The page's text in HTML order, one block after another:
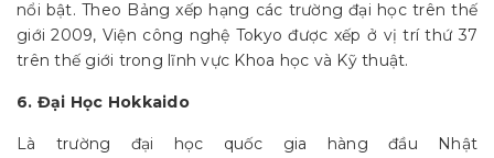
nổi bật. Theo Bảng xếp hạng các trường đại học trên thế
giới 2009, Viện công nghệ Tokyo được xếp ở vị trí thứ 37
trên thế giới trong lĩnh vực Khoa học và Kỹ thuật.
6. Đại Học Hokkaido
Là trường đại học quốc gia hàng đầu Nhật